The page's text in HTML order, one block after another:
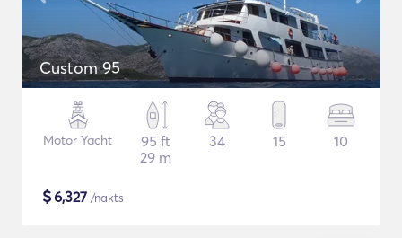
Custom 95
Motor Yacht
95 ft
29 m
34 15 10
$6,327 /nakts